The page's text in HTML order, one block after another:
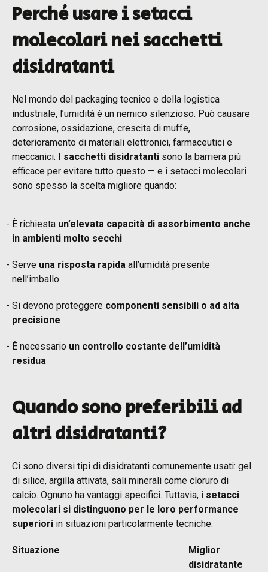
Perché usare i setacci
molecolari nei sacchetti
disidratanti
Nel mondo del packaging tecnico e della logistica
industriale, l’umidità è un nemico silenzioso. Può causare
corrosione, ossidazione, crescita di muffe,
deterioramento di materiali elettronici, farmaceutici e
meccanici. I sacchetti disidratanti sono la barriera più
efficace per evitare tutto questo — e i setacci molecolari
sono spesso la scelta migliore quando:
È richiesta un’elevata capacità di assorbimento anche
in ambienti molto secchi
Serve una risposta rapida all’umidità presente
nell’imballo
Si devono proteggere componenti sensibili o ad alta
precisione
È necessario un controllo costante dell’umidità
residua
Quando sono preferibili ad
altri disidratanti?
Ci sono diversi tipi di disidratanti comunemente usati: gel
di silice, argilla attivata, sali minerali come cloruro di
calcio. Ognuno ha vantaggi specifici. Tuttavia, i setacci
molecolari si distinguono per le loro performance
superiori in situazioni particolarmente tecniche:
Situazione
Miglior
disidratante